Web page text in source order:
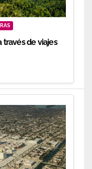
través de viajes